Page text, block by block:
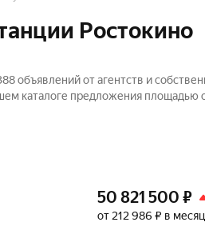
Ростокино
объявлений от агентств и
каталоге предложения площадью
50 821 500 ₽
от 212 986 ₽ в месяц